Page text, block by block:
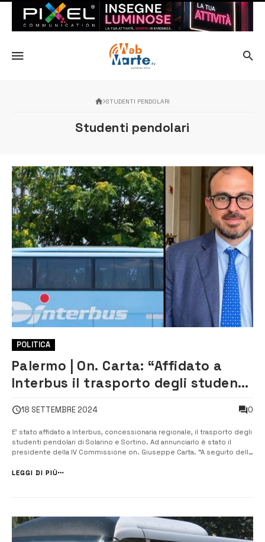
STUDENTI PENDOLARI
Studenti pendolari
POLITICA
Palermo | On. Carta: “Affidato a
Interbus il trasporto degli studenti
18 SETTEMBRE 2024 0
E’ stato affidato a Interbus, concessionaria regionale, il trasporto degli
studenti pendolari di Solarino e Sortino. Ad annunciarlo è stato il
presidente della IV Commissione on. Giuseppe Carta. “A seguito della
Ambiente e Mobilità, per coprire il trasporto degli studenti ...
LEGGI DI PIÙ